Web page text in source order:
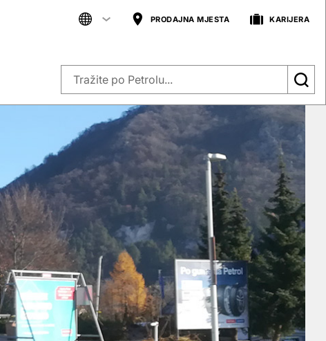
PRODAJNA MJESTA KARIJERA